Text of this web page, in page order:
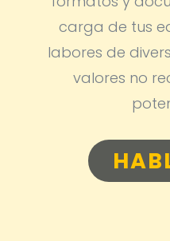
carga de tus
labores de
valores no